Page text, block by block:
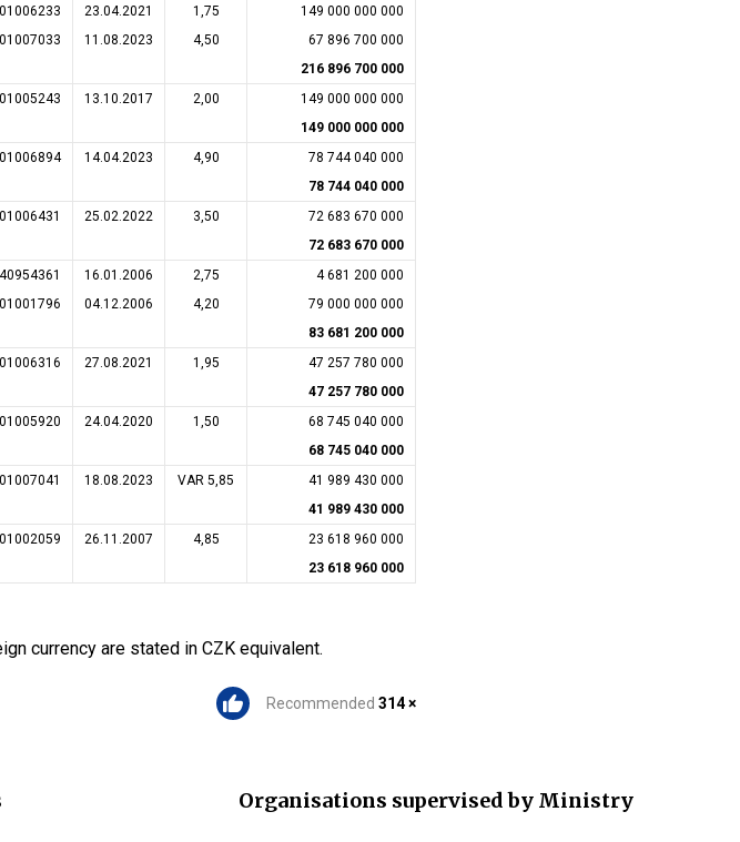
23.04.2021 1,75
149 000 000 000
11.08.2023 4,50
67 896 700 000
216 896 700 000
13.10.2017 2,00
149 000 000 000
149 000 000 000
14.04.2023 4,90
78 744 040 000
78 744 040 000
25.02.2022 3,50
72 683 670 000
72 683 670 000
16.01.2006 2,75
4 681 200 000
04.12.2006 4,20
79 000 000 000
83 681 200 000
27.08.2021 1,95
47 257 780 000
47 257 780 000
24.04.2020 1,50
68 745 040 000
68 745 040 000
18.08.2023 VAR 5,85
41 989 430 000
41 989 430 000
26.11.2007 4,85
23 618 960 000
23 618 960 000
currency are stated in CZK equivalent.
Recommended 314 ×
Organisations supervised by Ministry